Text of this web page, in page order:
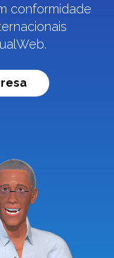
conformidade